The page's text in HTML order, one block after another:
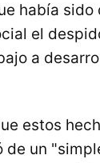
había
el
a
estos
un